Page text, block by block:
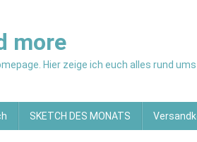
more
Hier zeige ich euch alles rund
SKETCH DES MONATS